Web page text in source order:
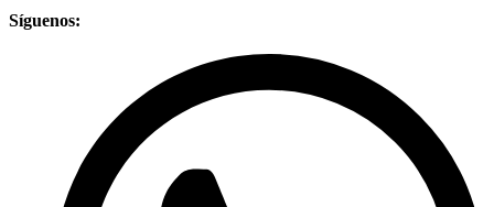
Síguenos: